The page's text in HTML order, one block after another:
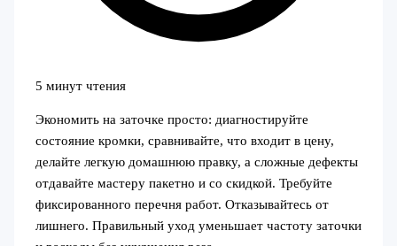
5 минут чтения
Экономить на заточке просто: диагностируйте
состояние кромки, сравнивайте, что входит в цену,
делайте легкую домашнюю правку, а сложные дефекты
отдавайте мастеру пакетно и со скидкой. Требуйте
фиксированного перечня работ. Отказывайтесь от
лишнего. Правильный уход уменьшает частоту заточки